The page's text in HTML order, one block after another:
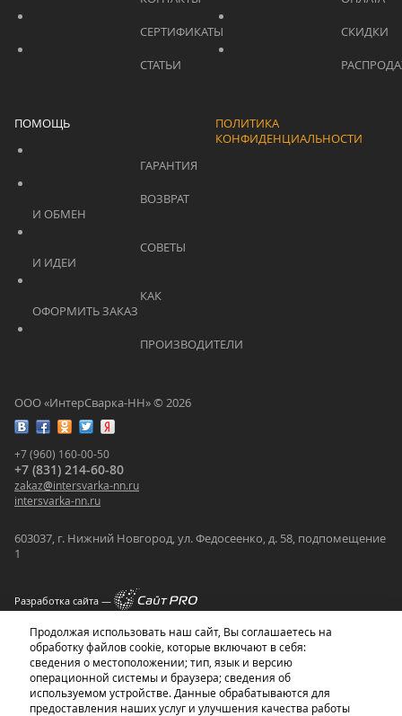
ООО «ИнтерСварка-НН» © 2026
+7 (960) 160-00-50
+7 (831) 214-60-80
zakaz@intersvarka-nn.ru
intersvarka-nn.ru
603037, г. Нижний Новгород, ул. Федосеенко, д. 58, подпомещение
1
Разработка сайта —
ПОМОЩЬ
ПОЛИТИКА
КОНФИДЕНЦИАЛЬНОСТИ
Продолжая использовать наш сайт, Вы соглашаетесь на
обработку файлов cookie, которые включают в себя:
сведения о местоположении; тип, язык и версию
операционной системы и браузера; сведения об
используемом устройстве. Данные обрабатываются для
предоставления наших услуг и улучшения качества работы